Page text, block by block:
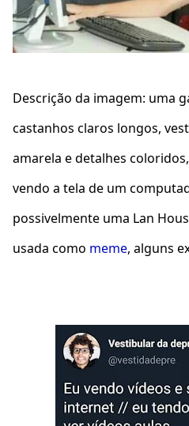
Descrição da imagem: uma
castanhos claros longos,
amarela e detalhes
vendo a tela de um
possivelmente uma Lan
usada como meme, alguns